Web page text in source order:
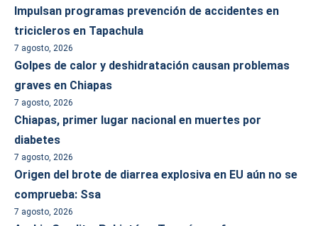
Impulsan programas prevención de accidentes en
tricicleros en Tapachula
7 agosto, 2026
Golpes de calor y deshidratación causan problemas
graves en Chiapas
7 agosto, 2026
Chiapas, primer lugar nacional en muertes por
diabetes
7 agosto, 2026
Origen del brote de diarrea explosiva en EU aún no se
comprueba: Ssa
7 agosto, 2026